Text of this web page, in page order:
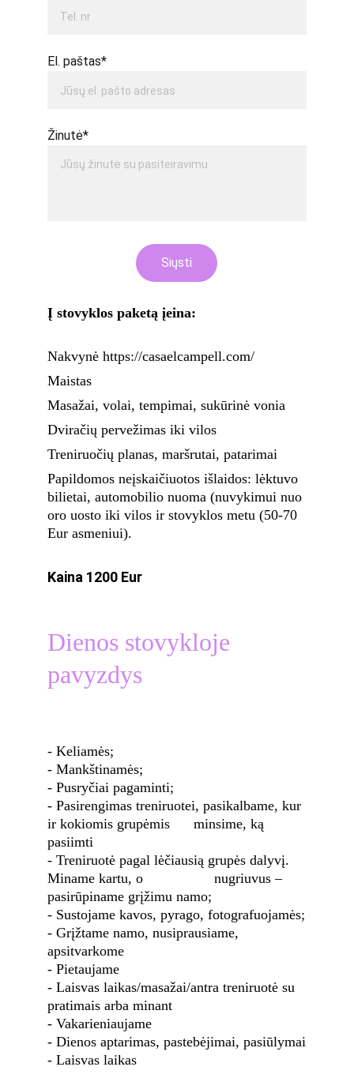
El. paštas*
Žinutė*
Siųsti
Į stovyklos paketą įeina:
Nakvynė https://casaelcampell.com/
Maistas
Masažai, volai, tempimai, sukūrinė vonia
Dviračių pervežimas iki vilos
Treniruočių planas, maršrutai, patarimai
Papildomos neįskaičiuotos išlaidos: lėktuvo
bilietai, automobilio nuoma (nuvykimui nuo
oro uosto iki vilos ir stovyklos metu (50-70
Eur asmeniui).
Kaina 1200 Eur
Dienos stovykloje
pavyzdys
- Keliamės;
- Mankštinamės;
- Pusryčiai pagaminti;
- Pasirengimas treniruotei, pasikalbame, kur
ir kokiomis grupėmis      minsime, ką
pasiimti
- Treniruotė pagal lėčiausią grupės dalyvį.
Miname kartu, o                  nugriuvus –
pasirūpiname grįžimu namo;
- Sustojame kavos, pyrago, fotografuojamės;
- Grįžtame namo, nusiprausiame,
apsitvarkome
- Pietaujame
- Laisvas laikas/masažai/antra treniruotė su
pratimais arba minant
- Vakarieniaujame
- Dienos aptarimas, pastebėjimai, pasiūlymai
- Laisvas laikas